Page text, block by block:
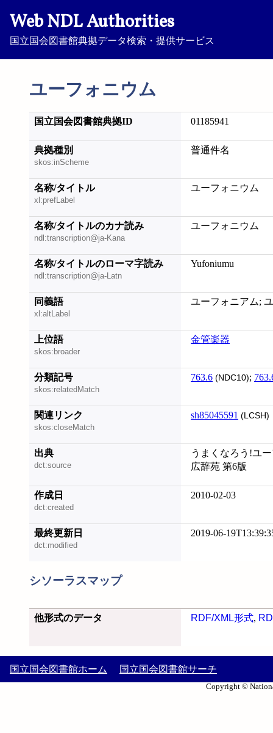
Web NDL Authorities
国立国会図書館典拠データ検索・提供サービス
ユーフォニウム
国立国会図書館典拠ID 01185941
典拠種別
skos:inScheme
普通件名
名称/タイトル
xl:prefLabel
ユーフォニウム
名称/タイトルのカナ読み
ndl:transcription@ja-Kana
ユーフォニウム
名称/タイトルのローマ字読み
ndl:transcription@ja-Latn
Yufoniumu
同義語
xl:altLabel
ユーフォニアム;
上位語
skos:broader
金管楽器
分類記号
skos:relatedMatch
763.6 (NDC10);
関連リンク
skos:closeMatch
sh85045591 (LCSH)
出典
dct:source
うまくなろう!ユ
広辞苑 第6版
作成日
dct:created
2010-02-03
最終更新日
dct:modified
2019-06-
シソーラスマップ
他形式のデータ RDF/XML形式,
国立国会図書館ホーム 国立国会図書館サーチ
Copyright ©